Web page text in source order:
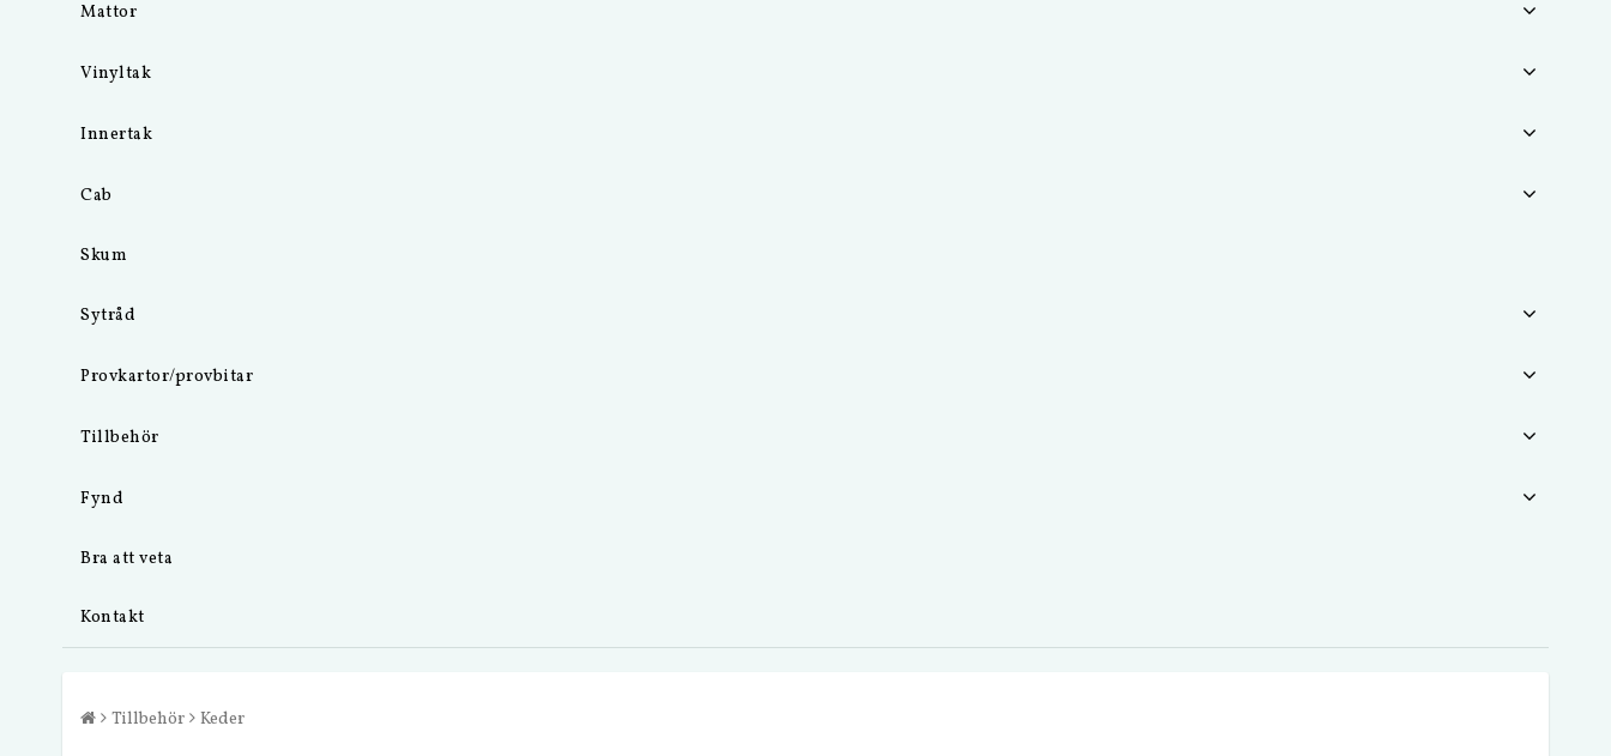
Mattor
Vinyltak
Innertak
Cab
Skum
Sytråd
Provkartor/provbitar
Tillbehör
Fynd
Bra att veta
Kontakt
Tillbehör Keder